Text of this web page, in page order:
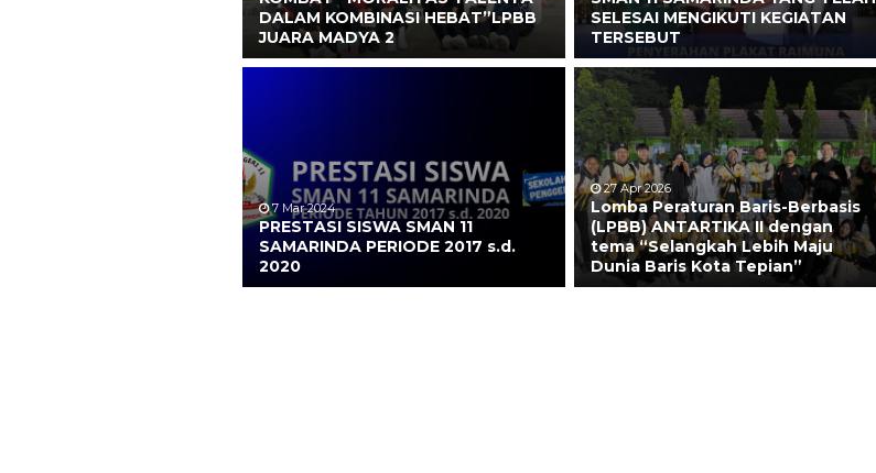
DALAM KOMBINASI HEBAT”LPBB
JUARA MADYA 2
SELESAI MENGIKUTI KEGIATAN
TERSEBUT
7 Mar 2024
PRESTASI SISWA SMAN 11
SAMARINDA PERIODE 2017 s.d.
2020
27 Apr 2026
Lomba Peraturan Baris-Berbasis
(LPBB) ANTARTIKA II dengan
tema “Selangkah Lebih Maju
Dunia Baris Kota Tepian”
Ratnasari, S.Pd
6402035708930009
Jeremi, S.H.
NIK